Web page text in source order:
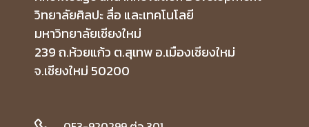
วิทยาลัยศิลปะ สื่อ และเทคโนโลยี
มหาวิทยาลัยเชียงใหม่
239 ถ.ห้วยแก้ว ต.สุเทพ อ.เมืองเชียงใหม่
จ.เชียงใหม่ 50200